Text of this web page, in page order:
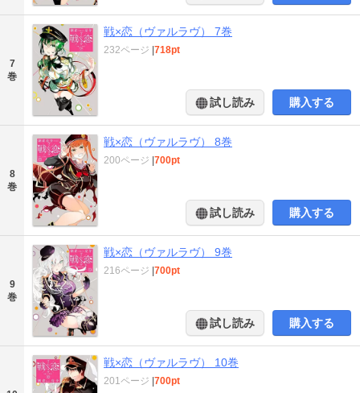
7
巻
戦×恋（ヴァルラヴ） 7巻
232ページ |718pt
試し読み 購入する
8
巻
戦×恋（ヴァルラヴ） 8巻
200ページ |700pt
試し読み 購入する
9
巻
戦×恋（ヴァルラヴ） 9巻
216ページ |700pt
試し読み 購入する
戦×恋（ヴァルラヴ） 10巻
201ページ |700pt